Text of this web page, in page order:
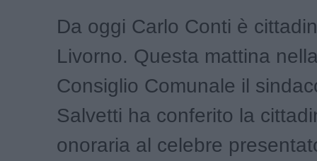
Da oggi Carlo Conti è
Livorno. Questa mattina
Consiglio Comunale il
Salvetti ha conferito la
onoraria al celebre